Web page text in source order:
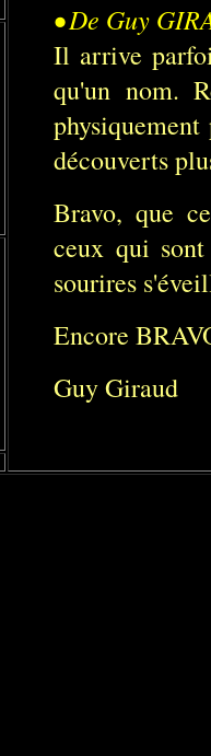
•De Guy
Il arrive
qu'un nom.
découverts
Bravo, que
ceux qui
sourires
Encore
Guy Giraud